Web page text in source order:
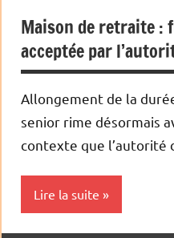
Maison de retraite :
acceptée par
Allongement de la
senior rime désormais
contexte que l’autorité
Lire la suite